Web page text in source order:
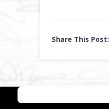
Share This Post: